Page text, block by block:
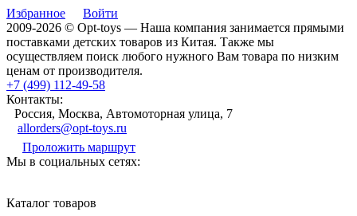
Избранное
Войти
2009-2026 © Opt-toys — Наша компания занимается прямыми
поставками детских товаров из Китая. Также мы
осуществляем поиск любого нужного Вам товара по низким
ценам от производителя.
+7 (499) 112-49-58
Контакты:
Россия, Москва, Автомоторная улица, 7
allorders@opt-toys.ru
Проложить маршрут
Мы в социальных сетях:
Каталог товаров